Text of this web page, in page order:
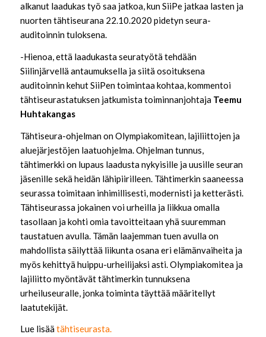
alkanut laadukas työ saa jatkoa, kun SiiPe jatkaa lasten ja
nuorten tähtiseurana 22.10.2020 pidetyn seura-
auditoinnin tuloksena.
-Hienoa, että laadukasta seuratyötä tehdään
Siilinjärvellä antaumuksella ja siitä osoituksena
auditoinnin kehut SiiPen toimintaa kohtaa, kommentoi
tähtiseurastatuksen jatkumista toiminnanjohtaja Teemu
Huhtakangas
Tähtiseura-ohjelman on Olympiakomitean, lajiliittojen ja
aluejärjestöjen laatuohjelma. Ohjelman tunnus,
tähtimerkki on lupaus laadusta nykyisille ja uusille seuran
jäsenille sekä heidän lähipiirilleen. Tähtimerkin saaneessa
seurassa toimitaan inhimillisesti, modernisti ja ketterästi.
Tähtiseurassa jokainen voi urheilla ja liikkua omalla
tasollaan ja kohti omia tavoitteitaan yhä suuremman
taustatuen avulla. Tämän laajemman tuen avulla on
mahdollista säilyttää liikunta osana eri elämänvaiheita ja
myös kehittyä huippu-urheilijaksi asti. Olympiakomitea ja
lajiliitto myöntävät tähtimerkin tunnuksena
urheiluseuralle, jonka toiminta täyttää määritellyt
laatutekijät.
Lue lisäätähtiseurasta.